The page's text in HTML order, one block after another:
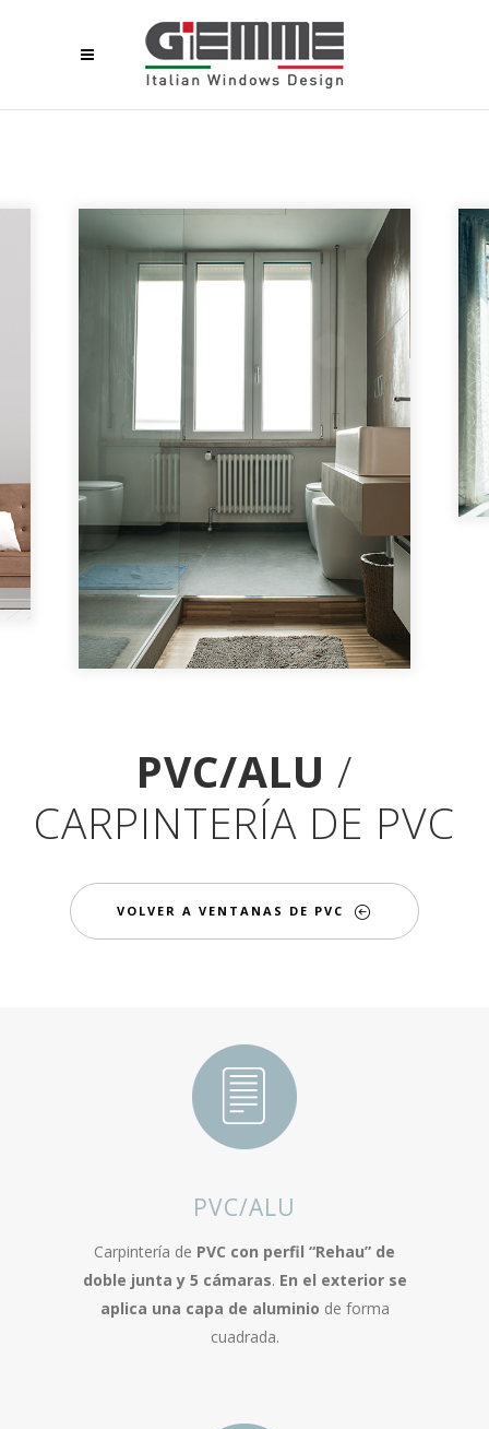
PVC/ALU /
CARPINTERÍA DE PVC
VOLVER A VENTANAS DE PVC
PVC/ALU
Carpintería de PVC con perfil “Rehau” de
doble junta y 5 cámaras. En el exterior se
aplica una capa de aluminio de forma
cuadrada.